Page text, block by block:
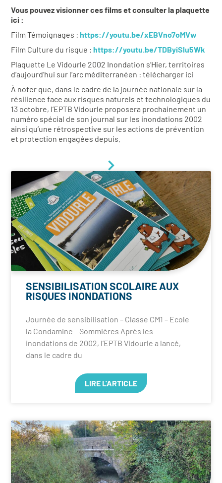
Vous pouvez visionner ces films et consulter la plaquette
ici :
Film Témoignages :https://youtu.be/xEBVno7oMVw
Film Culture du risque :https://youtu.be/TDByiSlu5Wk
Plaquette Le Vidourle 2002 Inondation s’Hier, territoires
d’aujourd’hui sur l’arc méditerranéen : télécharger ici
À noter que, dans le cadre de la journée nationale sur la
résilience face aux risques naturels et technologiques du
13 octobre, l’EPTB Vidourle proposera prochainement un
numéro spécial de son journal sur les inondations 2002
ainsi qu’une rétrospective sur les actions de prévention
et protection engagées depuis.
SENSIBILISATION SCOLAIRE AUX
RISQUES INONDATIONS
Journée de sensibilisation – Classe CM1 – Ecole
la Condamine – Sommières Après les
inondations de 2002, l’EPTB Vidourle a lancé,
dans le cadre du
LIRE L'ARTICLE